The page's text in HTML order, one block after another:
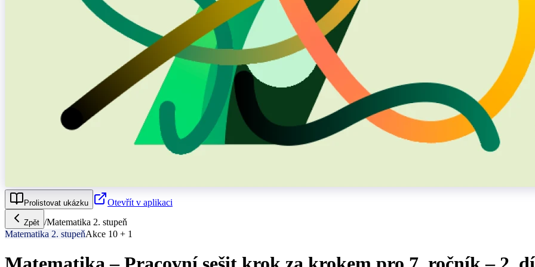
Prolistovat ukázku Otevřít v aplikaci
Zpět /Matematika 2. stupeň
Matematika 2. stupeňAkce 10 + 1